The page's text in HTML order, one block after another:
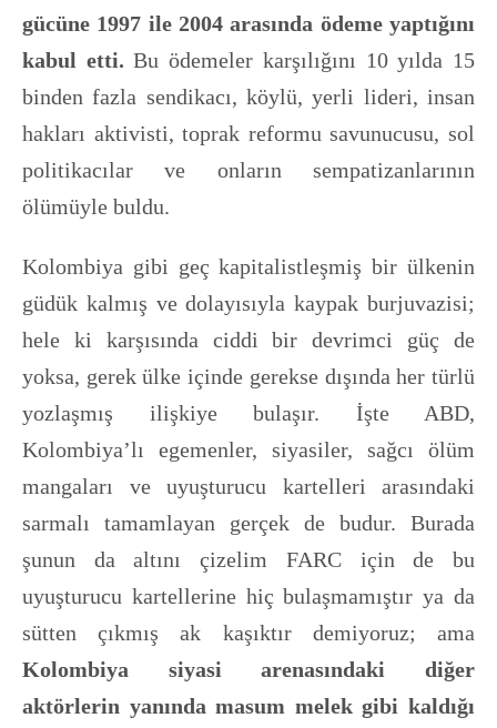
gücüne 1997 ile 2004 arasında ödeme yaptığını
kabul etti. Bu ödemeler karşılığını 10 yılda 15
binden fazla sendikacı, köylü, yerli lideri, insan
hakları aktivisti, toprak reformu savunucusu, sol
politikacılar ve onların sempatizanlarının
ölümüyle buldu.
Kolombiya gibi geç kapitalistleşmiş bir ülkenin
güdük kalmış ve dolayısıyla kaypak burjuvazisi;
hele ki karşısında ciddi bir devrimci güç de
yoksa, gerek ülke içinde gerekse dışında her türlü
yozlaşmış ilişkiye bulaşır. İşte ABD,
Kolombiya’lı egemenler, siyasiler, sağcı ölüm
mangaları ve uyuşturucu kartelleri arasındaki
sarmalı tamamlayan gerçek de budur. Burada
şunun da altını çizelim FARC için de bu
uyuşturucu kartellerine hiç bulaşmamıştır ya da
sütten çıkmış ak kaşıktır demiyoruz; ama
Kolombiya siyasi arenasındaki diğer
aktörlerin yanında masum melek gibi kaldığı